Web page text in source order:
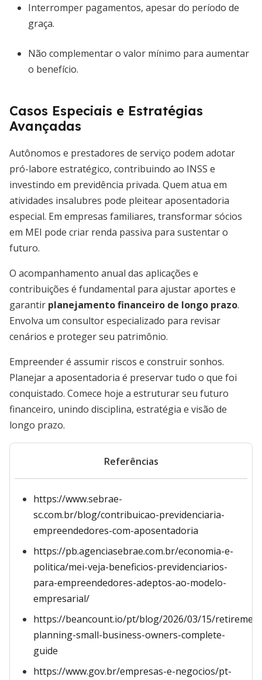
Interromper pagamentos, apesar do período de
graça.
Não complementar o valor mínimo para aumentar
o benefício.
Casos Especiais e Estratégias
Avançadas
Autônomos e prestadores de serviço podem adotar
pró-labore estratégico, contribuindo ao INSS e
investindo em previdência privada. Quem atua em
atividades insalubres pode pleitear aposentadoria
especial. Em empresas familiares, transformar sócios
em MEI pode criar renda passiva para sustentar o
futuro.
O acompanhamento anual das aplicações e
contribuições é fundamental para ajustar aportes e
garantir planejamento financeiro de longo prazo.
Envolva um consultor especializado para revisar
cenários e proteger seu patrimônio.
Empreender é assumir riscos e construir sonhos.
Planejar a aposentadoria é preservar tudo o que foi
conquistado. Comece hoje a estruturar seu futuro
financeiro, unindo disciplina, estratégia e visão de
longo prazo.
Referências
https://www.sebrae-
sc.com.br/blog/contribuicao-previdenciaria-
empreendedores-com-aposentadoria
https://pb.agenciasebrae.com.br/economia-e-
politica/mei-veja-beneficios-previdenciarios-
para-empreendedores-adeptos-ao-modelo-
empresarial/
https://beancount.io/pt/blog/2026/03/15/
planning-small-business-owners-complete-
guide
https://www.gov.br/empresas-e-negocios/pt-